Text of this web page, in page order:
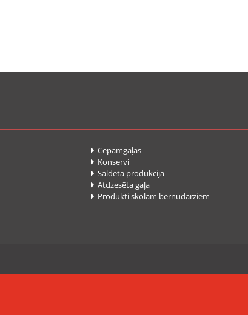
Cepamgaļas
Konservi
Saldētā produkcija
Atdzesēta gaļa
Produkti skolām bērnudārziem